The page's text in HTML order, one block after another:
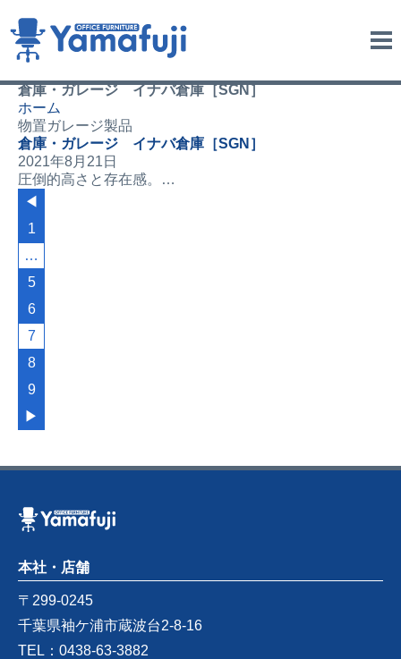
me
倉庫・ガレージ イナバ倉庫［SGN］
ホーム
物置ガレージ製品
倉庫・ガレージ イナバ倉庫［SGN］
2021年8月21日
圧倒的高さと存在感。…
◀︎
1
…
5
6
7
8
9
▶︎
本社・店舗
〒299-0245
千葉県袖ケ浦市蔵波台2-8-16
TEL：0438-63-3882